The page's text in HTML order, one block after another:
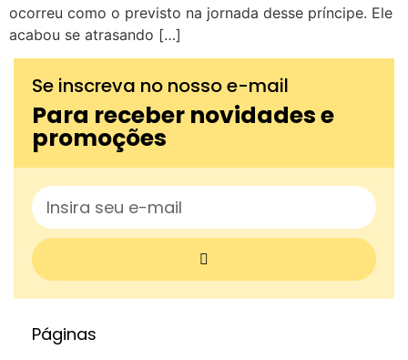
ocorreu como o previsto na jornada desse príncipe. Ele
acabou se atrasando […]
Se inscreva no nosso e-mail
Para receber novidades e
promoções
Páginas